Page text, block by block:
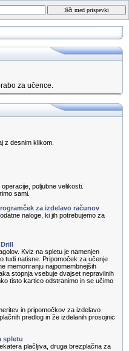
za učence.
z desnim klikom.
poljubne velikosti.
sami.
za izdelavo računov
naloge, ki jih potrebujemo za
Kviz na spletu je namenjen
tudi natisne. Pripomoček za učenje
memoriranju najpomembnejših
stopnja vsebuje dvajset nepravilnih
tisto kartico odstranimo in se učimo
in pripomočkov za izdelavo
predlog in že izdelanih prosojnic
spletu
plačljiva, druga brezplačna za